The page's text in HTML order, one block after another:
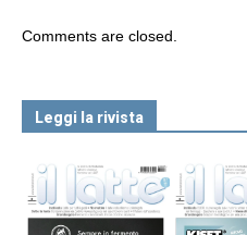
Comments are closed.
Leggi la rivista